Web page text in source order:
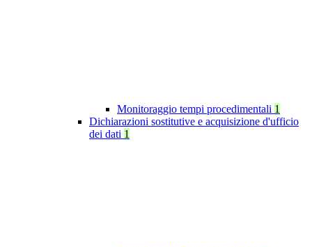
Monitoraggio tempi procedimentali 1
Dichiarazioni sostitutive e acquisizione d'ufficio
dei dati 1